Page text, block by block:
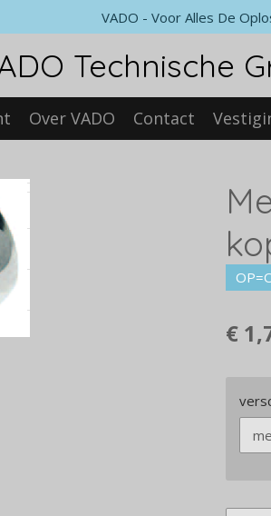
VADO - Voor Alles De
Technische
Over VADO Contact
€